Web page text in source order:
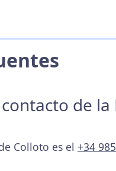
de
Colloto es el +34